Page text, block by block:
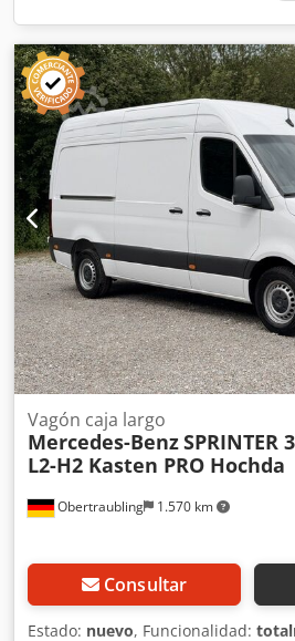
Obertraubling 1.570 km
Vagón caja largo
Mercedes-BenzSPRINTER
L2-H2 Kasten PRO Hochda
Consultar
Estado: nuevo, Funcionalidad: